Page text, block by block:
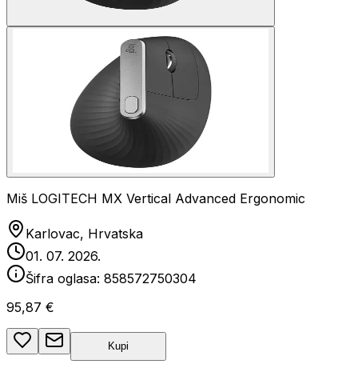
Miš LOGITECH MX Vertical Advanced Ergonomic
Karlovac, Hrvatska
01. 07. 2026.
Šifra oglasa: 858572750304
95,87 €
Kupi